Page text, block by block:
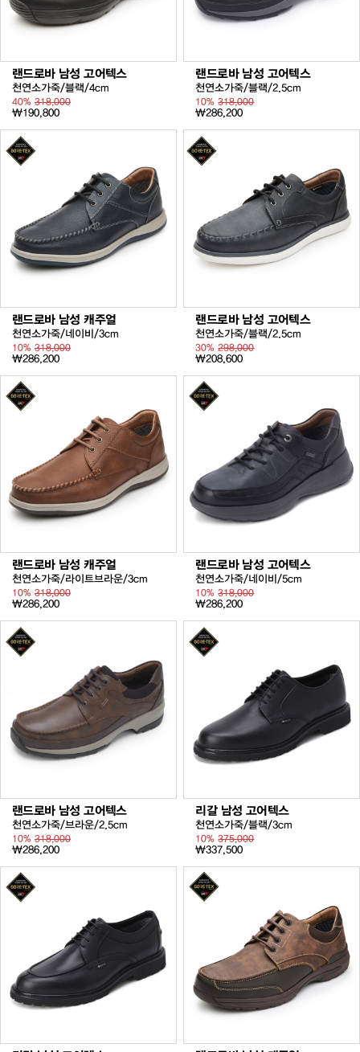
랜드로바 남성 고어텍스
천연소가죽/블랙/4cm
40% 318,000
₩190,800
랜드로바 남성 고어텍스
천연소가죽/블랙/2.5cm
10%318,000
₩286,200
랜드로바 남성 캐주얼
천연소가죽/네이비/3cm
10% 318,000
₩286,200
랜드로바 남성 고어텍스
천연소가죽/블랙/2.5cm
30%298,000
₩208,600
랜드로바 남성 캐주얼
천연소가죽/라이트브라운/3cm
10% 318,000
₩286,200
랜드로바 남성 고어텍스
천연소가죽/네이비/5cm
10%318,000
₩286,200
랜드로바 남성 고어텍스
천연소가죽/브라운/2.5cm
10% 318,000
₩286,200
리갈 남성 고어텍스
천연소가죽/블랙/3cm
10%375,000
₩337,500